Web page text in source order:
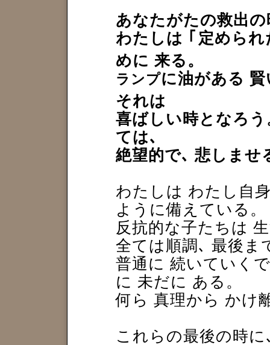
あなたがたの救出
わたしは ｢ 定められ
めに 来る。
ランプに油がある
それは
喜ばしい時となろ
ては､
絶望的で､ 悲しませ
わたしは わたし自
ように備えている。
反抗的な子たちは
全ては順調､ 最後ま
普通に 続いていく
に 未だに ある。
何ら 真理から かけ
これらの最後の時